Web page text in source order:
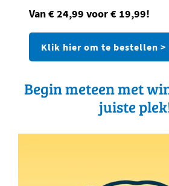
Van € 24,99 voor € 19,99!
Klik hier om te bestellen >
Begin meteen met
juiste